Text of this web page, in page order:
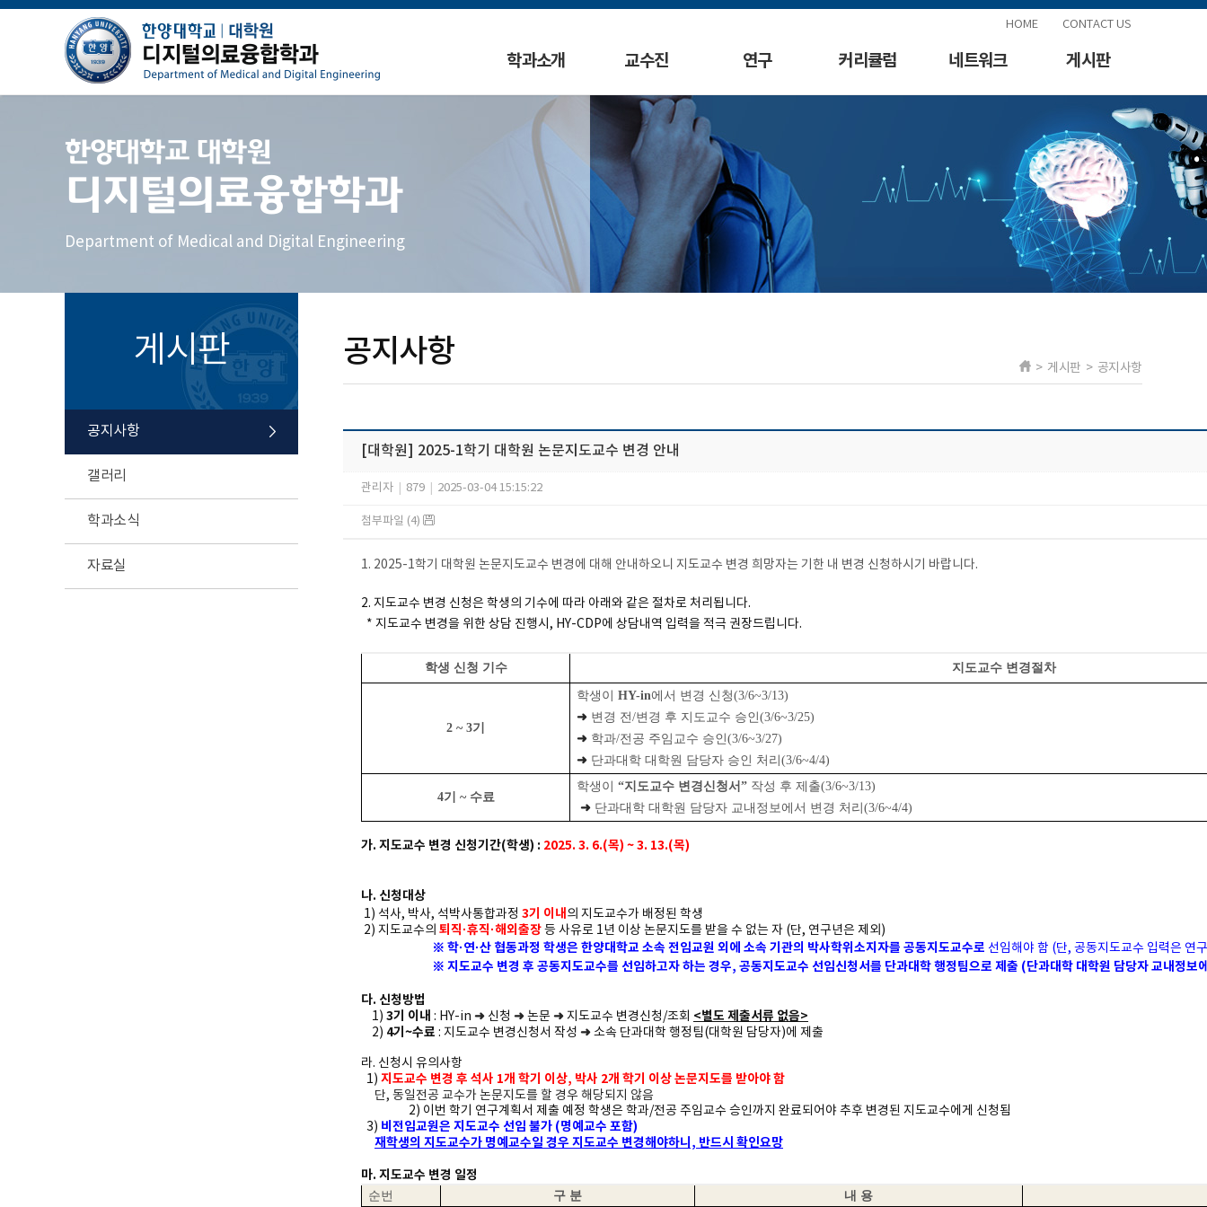
HOME CONTACT US
학과소개 교수진 연구 커리큘럼 네트워크 게시판
한양대학교 대학원
디지털의료융합학과
Department of Medical and Digital Engineering
게시판
공지사항
갤러리
학과소식
자료실
공지사항 > 게시판 > 공지사항
[대학원] 2025-1학기 대학원 논문지도교수 변경 안내
관리자 879 2025-03-04 15:15:22
첨부파일 (4)
1. 2025-1학기 대학원 논문지도교수 변경에 대해 안내하오니 지도교수 변경 희망자는 기한 내 변경 신청하시기 바랍니다.
2. 지도교수 변경 신청은 학생의 기수에 따라 아래와 같은 절차로 처리됩니다.
* 지도교수 변경을 위한 상담 진행시, HY-CDP에 상담내역 입력을 적극 권장드립니다.
학생 신청 기수 지도교수 변경절차
2 ~ 3기
학생이 HY-in에서 변경 신청(3/6~3/13)
➜ 변경 전/변경 후 지도교수 승인(3/6~3/25)
➜ 학과/전공 주임교수 승인(3/6~3/27)
➜ 단과대학 대학원 담당자 승인 처리 (3/6~4/4)
4기 ~ 수료
학생이 “지도교수 변경신청서” 작성 후 제출(3/6~3/13)
➜ 단과대학 대학원 담당자 교내정보에서 변경 처리 (3/6~4/4)
가. 지도교수 변경 신청기간(학생) : 2025. 3. 6.(목) ~ 3. 13.(목)
나. 신청대상
1) 석사, 박사, 석박사통합과정 3기 이내 의 지도교수가 배정된 학생
2) 지도교수의 퇴직·휴직·해외출장등 사유로 1년 이상 논문지도를 받을 수 없는 자 (단, 연구년은 제외)
※ 학·연·산 협동과정 학생은 한양대학교 소속 전임교원 외에 소속 기관의 박사학위소지자를 공동지도교수로 선임해야 함 (단, 공동지도교수 입력은 연
※ 지도교수 변경 후 공동지도교수를 선임하고자 하는 경우, 공동지도교수 선임신청서를 단과대학 행정팀으로 제출 (단과대학 대학원 담당자 교내정보
다. 신청방법
1) 3기 이내 : HY-in ➜ 신청 ➜논문➜지도교수 변경신청/조회 <별도 제출서류 없음>
2) 4기~수료 : 지도교수 변경신청서 작성 ➜소속 단과대학 행정팀(대학원 담당자)에 제출
라. 신청시 유의사항
1) 지도교수 변경 후 석사 1개 학기 이상, 박사 2개 학기 이상 논문지도를 받아야 함
단, 동일전공 교수가 논문지도를 할 경우 해당되지 않음
2) 이번 학기 연구계획서 제출 예정 학생은 학과/전공 주임교수 승인까지 완료되어야 추후 변경된 지도교수에게 신청됨
3) 비전임교원은 지도교수 선임 불가 (명예교수 포함)
재학생의 지도교수가 명예교수일 경우 지도교수 변경해야하니, 반드시 확인요망
마. 지도교수 변경 일정
순번 구 분 내 용